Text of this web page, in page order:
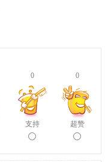
0
支持
0
超赞